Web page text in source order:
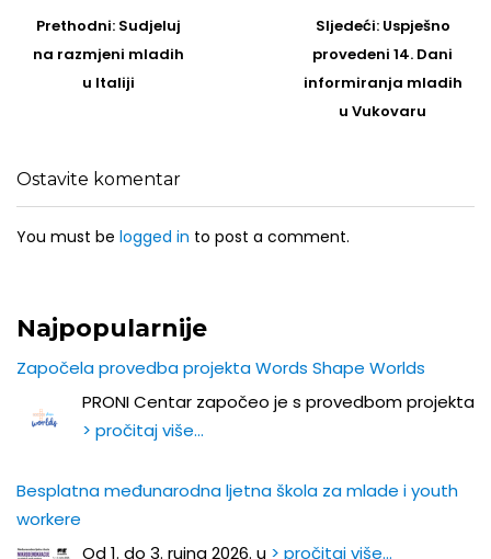
navigation
Prethodni: Prethodni
post
Sudjeluj
na razmjeni mladih
u Italiji
Sljedeći: Sljedeći
Post
Uspješno
provedeni 14. Dani
informiranja mladih
u Vukovaru
Ostavite komentar
You must be logged in to post a comment.
Najpopularnije
Započela provedba projekta Words Shape Worlds
PRONI Centar započeo je s provedbom projekta
> pročitaj više…
Besplatna međunarodna ljetna škola za mlade i youth
workere
Od 1. do 3. rujna 2026. u > pročitaj više…